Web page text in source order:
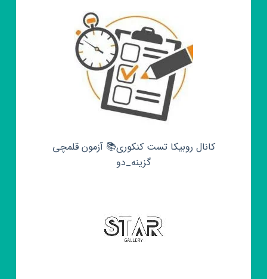
کانال روبیکا تست کنکوری📚 آزمون قلمچی‌‌
گزینه_دو